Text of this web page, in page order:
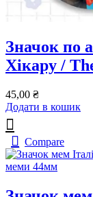
Значок по
Хікару /
45,00 ₴
Додати в кошик
Compare